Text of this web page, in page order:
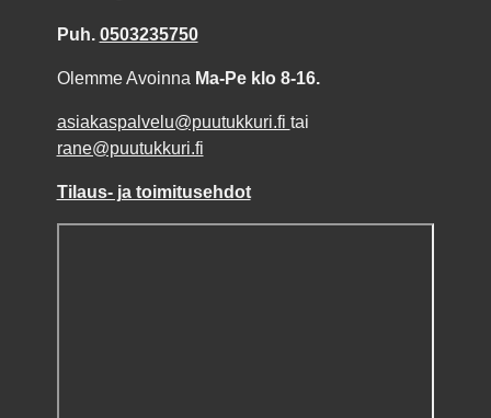
Puh. 0503235750
Olemme Avoinna Ma-Pe klo 8-16.
asiakaspalvelu@puutukkuri.fi tai
rane@puutukkuri.fi
Tilaus- ja toimitusehdot